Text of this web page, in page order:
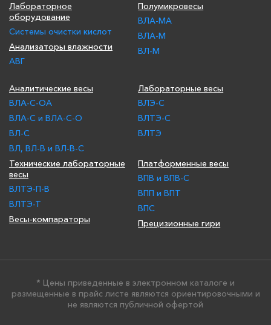
Лабораторное
оборудование
Системы очистки кислот
Анализаторы влажности
АВГ
Полумикровесы
ВЛА-МА
ВЛА-М
ВЛ-М
Аналитические весы
ВЛА-С-ОА
ВЛА-С и ВЛА-С-О
ВЛ-С
ВЛ, ВЛ-В и ВЛ-В-С
Лабораторные весы
ВЛЭ-С
ВЛТЭ-С
ВЛТЭ
Технические лабораторные
весы
ВЛТЭ-П-В
ВЛТЭ-Т
Весы-компараторы
Платформенные весы
ВПВ и ВПВ-С
ВПП и ВПТ
ВПС
Прецизионные гири
* Цены приведенные в электронном каталоге и
размещенные в прайс листе являются ориентировочными и
не являются публичной офертой